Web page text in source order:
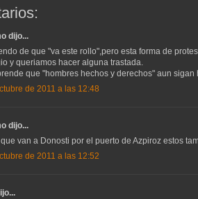
dijo...
de que "va este rollo",pero esta forma de
y queriamos hacer alguna trastada.
que "hombres hechos y derechos" aun
de 2011 a las 12:48
dijo...
van a Donosti por el puerto de Azpiroz estos
de 2011 a las 12:52